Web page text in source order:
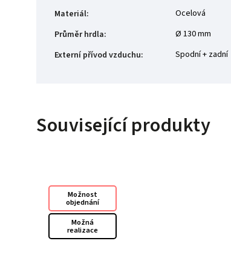
Materiál:
Ocelová
Průměr hrdla:
Ø 130 mm
Externí přívod vzduchu: Spodní + zadní
Související produkty
Možnost
objednání
Možná
realizace